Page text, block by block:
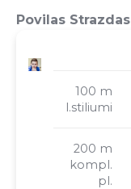
Povilas Strazdas
100 m
l.stiliumi
200 m
kompl.
pl.